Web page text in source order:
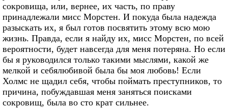
сокровища, или, вернее, их часть, по праву
принадлежали мисс Морстен. И покуда была надежда
разыскать их, я был готов посвятить этому всю мою
жизнь. Правда, если я найду их, мисс Морстен, по всей
вероятности, будет навсегда для меня потеряна. Но если
бы я руководился только такими мыслями, какой же
мелкой и себялюбивой была бы моя любовь! Если
Холмс не щадил себя, чтобы поймать преступников, то
причина, побуждавшая меня заняться поисками
сокровищ, была во сто крат сильнее.